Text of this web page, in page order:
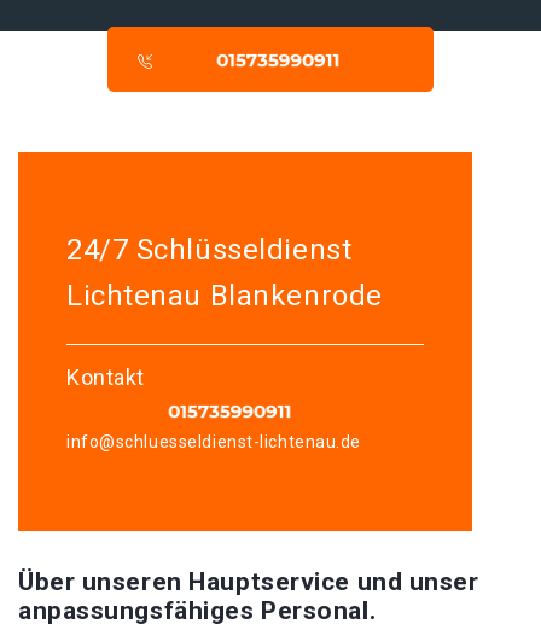
24/7 Schlüsseldienst
Lichtenau Blankenrode
Kontakt
info@schluesseldienst-lichtenau.de
Über unseren Hauptservice und unser
anpassungsfähiges Personal.